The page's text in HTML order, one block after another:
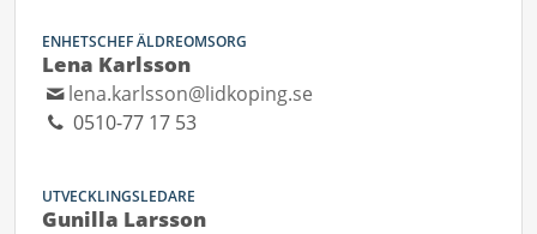
ENHETSCHEF ÄLDREOMSORG
Lena Karlsson
lena.karlsson@lidkoping.se
0510-77 17 53
UTVECKLINGSLEDARE
Gunilla Larsson